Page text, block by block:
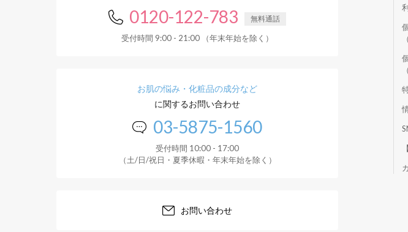
0120-122-783 無料通話
受付時間 9:00 - 21:00 （年末年始を除く）
お肌の悩み・化粧品の成分など
に関するお問い合わせ
03-5875-1560
受付時間 10:00 - 17:00
（土/日/祝日・夏季休暇・年末年始を除く）
お問い合わせ